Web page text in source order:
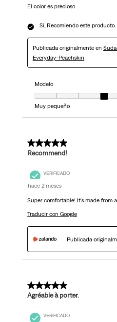
El color es precioso
Sí, Recomiendo este producto.
Publicada originalmente en
Everyday-Peachskin
Modelo
Modelo, 4 de 7, donde 1 es
Muy pequeño
5 de 5 estrellas.
Recommend!
VERIFICADO
hace 2 meses
Super comfortable! It's made from
Traducir con Google
Publicada
5 de 5 estrellas.
Agréable à porter.
VERIFICADO